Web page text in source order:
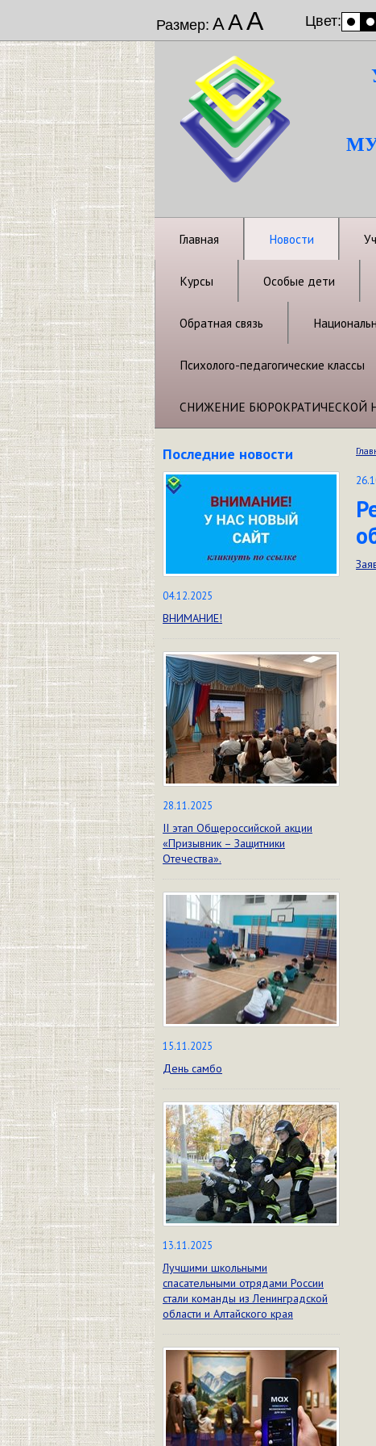
Размер: ААА Цвет:
Главная Новости
Курсы Особые дети
Обратная связь
Психолого-педагогические классы
СНИЖЕНИЕ БЮРОКРАТИЧЕСКОЙ
Последние новости
04.12.2025
ВНИМАНИЕ!
28.11.2025
II этап Общероссийской акции
«Призывник – Защитники
Отечества».
15.11.2025
День самбо
13.11.2025
Лучшими школьными
спасательными отрядами России
стали команды из Ленинградской
области и Алтайского края